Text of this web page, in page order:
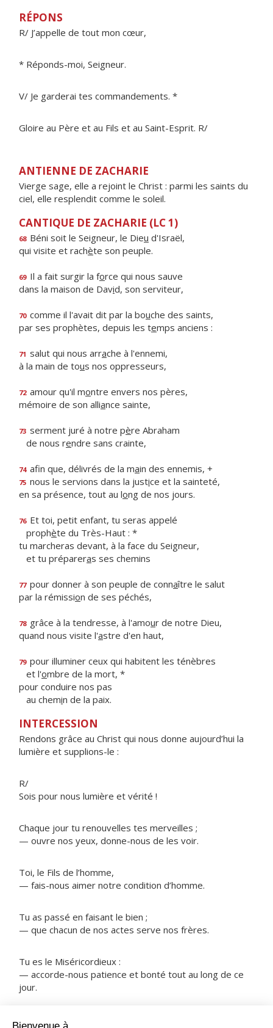
RÉPONS
R/ J’appelle de tout mon cœur,
* Réponds-moi, Seigneur.
V/ Je garderai tes commandements. *
Gloire au Père et au Fils et au Saint-Esprit. R/
ANTIENNE DE ZACHARIE
Vierge sage, elle a rejoint le Christ : parmi les saints du
ciel, elle resplendit comme le soleil.
CANTIQUE DE ZACHARIE (LC 1)
68 Béni soit le Seigneur, le Dieu d'Israël,
qui visite et rachète son peuple.
69 Il a fait surgir la force qui nous sauve
dans la maison de David, son serviteur,
70 comme il l'avait dit par la bouche des saints,
par ses prophètes, depuis les temps anciens :
71 salut qui nous arrache à l'ennemi,
à la main de tous nos oppresseurs,
72 amour qu'il montre envers nos pères,
mémoire de son alliance sainte,
73 serment juré à notre père Abraham
de nous rendre sans crainte,
74 afin que, délivrés de la main des ennemis, +
75 nous le servions dans la justice et la sainteté,
en sa présence, tout au long de nos jours.
76 Et toi, petit enfant, tu seras appelé
prophète du Très-Haut : *
tu marcheras devant, à la face du Seigneur,
et tu prépareras ses chemins
77 pour donner à son peuple de connaître le salut
par la rémission de ses péchés,
78 grâce à la tendresse, à l'amour de notre Dieu,
quand nous visite l'astre d'en haut,
79 pour illuminer ceux qui habitent les ténèbres
et l'ombre de la mort, *
pour conduire nos pas
au chemin de la paix.
INTERCESSION
Rendons grâce au Christ qui nous donne aujourd’hui la
lumière et supplions-le :
R/
Sois pour nous lumière et vérité !
Chaque jour tu renouvelles tes merveilles ;
— ouvre nos yeux, donne-nous de les voir.
Toi, le Fils de l’homme,
— fais-nous aimer notre condition d’homme.
Tu as passé en faisant le bien ;
— que chacun de nos actes serve nos frères.
Tu es le Miséricordieux :
— accorde-nous patience et bonté tout au long de ce
jour.